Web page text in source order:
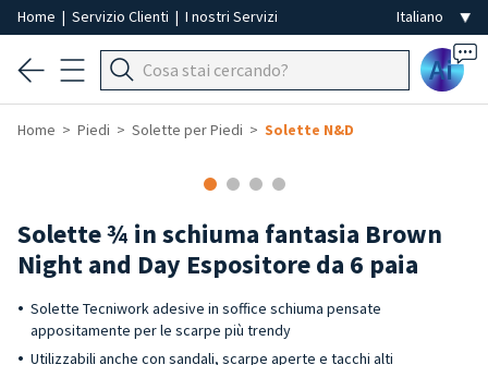
Home | Servizio Clienti | I nostri Servizi
Ai
Home Piedi Solette per Piedi Solette N&D
Solette ¾ in schiuma fantasia Brown
Night and Day Espositore da 6 paia
Solette Tecniwork adesive in soffice schiuma pensate
appositamente per le scarpe più trendy
Utilizzabili anche con sandali, scarpe aperte e tacchi alti